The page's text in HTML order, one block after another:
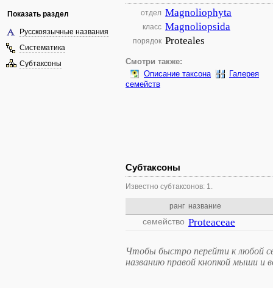
Показать раздел
Русскоязычные названия
Систематика
Субтаксоны
отдел Magnoliophyta
класс Magnoliopsida
порядок Proteales
Смотри также:
Описание таксона
Галерея
семейств
Субтаксоны
Известно субтаксонов: 1.
ранг название
семейство Proteaceae
Чтобы быстро перейти к любой
названию правой кнопкой мыши и